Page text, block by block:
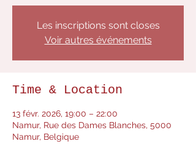
Les inscriptions sont closes
Voir autres événements
Time & Location
13 févr. 2026, 19:00 – 22:00
Namur, Rue des Dames Blanches, 5000
Namur, Belgique